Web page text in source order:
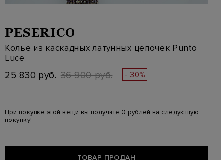
PESERICO
Колье из каскадных латунных цепочек Punto
Luce
25 830 руб. 36 900 руб. - 30%
При покупке этой вещи вы получите 0 рублей на следующую
покупку!
ТОВАР ПРОДАН